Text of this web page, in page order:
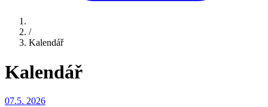
/
Kalendář
Kalendář
07.5. 2026